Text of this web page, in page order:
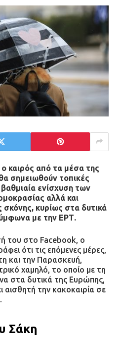
καιρός από τα μέσα της
σημειωθούν τοπικές
βαθμιαία ενίσχυση των
αλλά και
κυρίως στα δυτικά
με την ΕΡΤ.
του στο Facebook, ο
ότι τις επόμενες μέρες,
και την Παρασκευή,
χαμηλό, το οποίο με τη
στα δυτικά της Ευρώπης,
αισθητή την κακοκαιρία σε
Σάκη